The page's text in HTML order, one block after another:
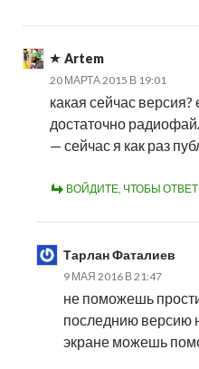
Artem
20 МАРТА 2015 В 19:01
какая сейчас
достаточно
— сейчас я как раз
ВОЙДИТЕ, ЧТОБЫ
Тарлан Фаталиев
9 МАЯ 2016 В 21:47
не поможешь
последнию версию
экране можешь